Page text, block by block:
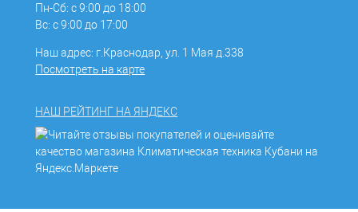
Пн-Сб: с 9:00 до 18:00
Вс: с 9:00 до 17:00
Наш адрес: г.Краснодар, ул. 1 Мая д.338
Посмотреть на карте
НАШ РЕЙТИНГ НА ЯНДЕКС